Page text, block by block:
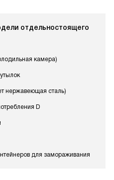
отдельностоящего
камера)
нержавеющая сталь)
D
для замораживания